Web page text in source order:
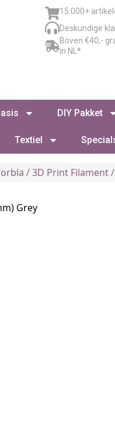
15.000+
Deskundige
Boven €40,-
in NL*
DIY Pakket
Textiel
/3D Print Filament